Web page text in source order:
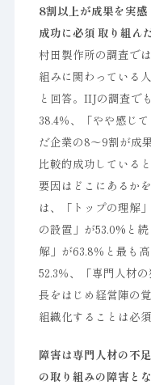
8割以上が成果を実
成功に必須 取り組ん
村田製作所の調査で
組みに関わっている
と回答。IIJの調査で
38.4％、「やや感じ
だ企業の8〜9割が成
比較的成功している
要因はどこにあるか
は、「トップの理解
の設置」が53.0%と
解」が63.8％と最も
52.3％、「専門人材
長をはじめ経営陣の
組織化することは必須
障害は専門人材の不
の取り組みの障害と